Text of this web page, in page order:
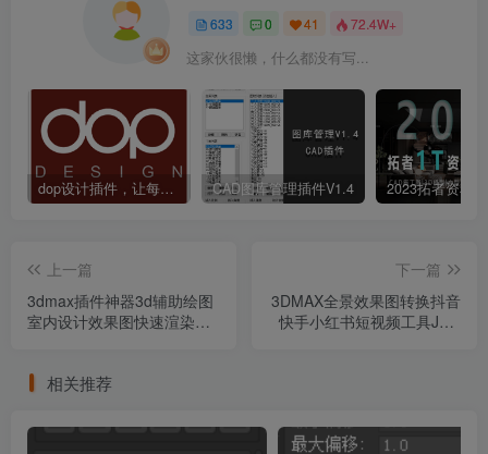
633 0 41 72.4W+
这家伙很懒，什么都没有写...
dop设计插件，让每个设计师都能享受到CAD制图的乐趣 CAD图库管理插件V1.4
上一篇
3dmax插件神器3d辅助绘图
室内设计效果图快速渲染建
下一篇
3DMAX全景效果图转换抖音
快手小红书短视频工具JPG
相关推荐